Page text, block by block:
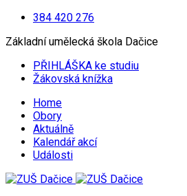
384 420 276
Základní umělecká škola Dačice
PŘIHLÁŠKA ke studiu
Žákovská knížka
Home
Obory
Aktuálně
Kalendář akcí
Události